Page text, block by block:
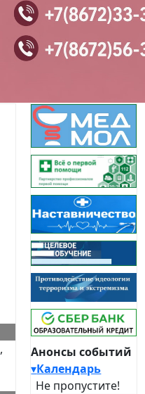
,
Анонсы событий
▾Календарь
Не пропустите!